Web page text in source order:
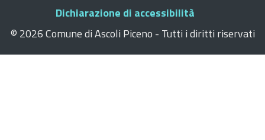
Dichiarazione di accessibilità
© 2026 Comune di Ascoli Piceno - Tutti i diritti riservati